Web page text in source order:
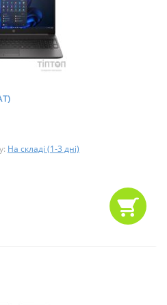
На складі (1-3 дні)